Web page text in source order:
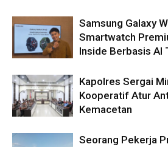
Samsung Galaxy
Smartwatch
Inside Berbasis AI
Kapolres Sergai
Kooperatif Atur
Kemacetan
Seorang Pekerja